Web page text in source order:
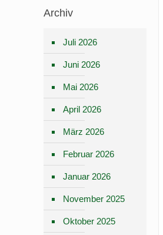
Archiv
Juli 2026
Juni 2026
Mai 2026
April 2026
März 2026
Februar 2026
Januar 2026
November 2025
Oktober 2025